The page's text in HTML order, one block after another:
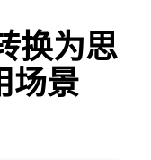
换为思
场景